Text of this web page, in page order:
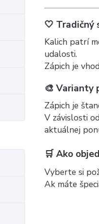
🤍
Kalich patrí
udalosti.
Zápich je
🎨 Varianty
Zápich je
V závislosti
aktuálnej
🛒 Ako
Vyberte si
Ak máte